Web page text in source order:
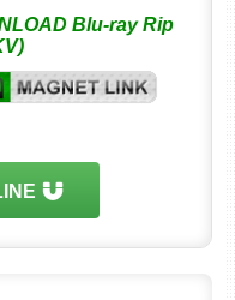
Blu-ray Rip